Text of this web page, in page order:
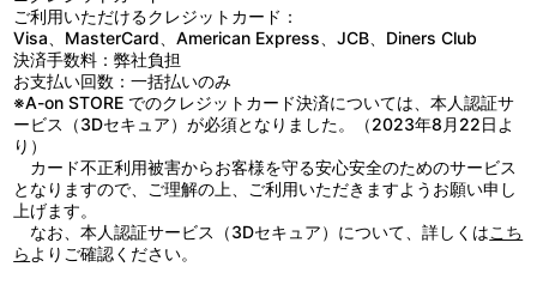
＜収録曲＞
1：クラブハウスサンド
2：Ｍｒ．ロンリーガール
3：答案用紙
4：ジャンジャーエール
5：ノウティス
6：蒼空にくちづけたら
7：Ｂｌａｃｋ ｃａｔ ｏｎ ｔｈｅ ｐｉａｎｏ
8：戻れない証拠
9：スイートホームソング
10：ａ ｄｉｒｅｃｔｉｏｎ ｏｆ ｔｈｅ ｄａｙ ａｆｔｅ
ご利用いただけるクレジットカード：
Visa、MasterCard、American Express、JCB、Diners Club
決済手数料：弊社負担
お支払い回数：一括払いのみ
※A-on STORE でのクレジットカード決済については、本人認証サ
ービス（3Dセキュア）が必須となりました。（2023年8月22日よ
り）
カード不正利用被害からお客様を守る安心安全のためのサービス
となりますので、ご理解の上、ご利用いただきますようお願い申し
上げます。
なお、本人認証サービス（3Dセキュア）について、詳しくはこち
らよりご確認ください。